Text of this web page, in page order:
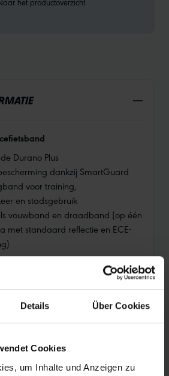
Details Über Cookies
Cookies
um Inhalte und Anzeigen zu
Durano Plus
dankzij SmartGuard
voor training,
en stadsgebruik
vouwband en draadband (op één
met standaard reflectie en ECE-
maten